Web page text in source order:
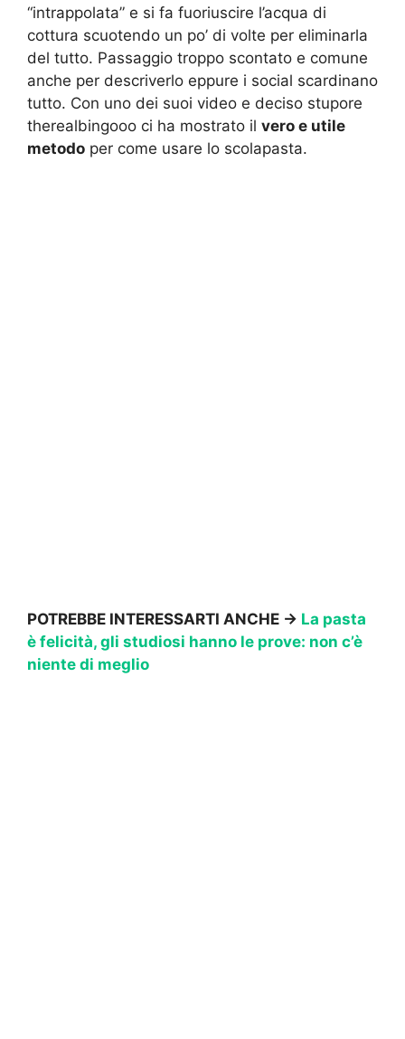
“intrappolata” e si fa fuoriuscire l’acqua di
cottura scuotendo un po’ di volte per eliminarla
del tutto. Passaggio troppo scontato e comune
anche per descriverlo eppure i social scardinano
tutto. Con uno dei suoi video e deciso stupore
therealbingooo ci ha mostrato il vero e utile
metodo per come usare lo scolapasta.
POTREBBE INTERESSARTI ANCHE → La pasta
è felicità, gli studiosi hanno le prove: non c’è
niente di meglio